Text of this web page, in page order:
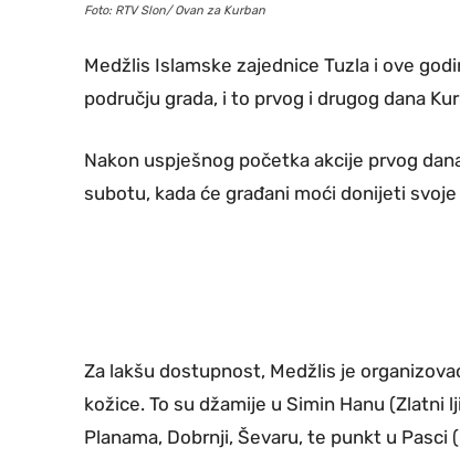
Foto: RTV Slon/ Ovan za Kurban
Medžlis Islamske zajednice Tuzla i ove
području grada, i to prvog i drugog dana
Nakon uspješnog početka akcije prvog
subotu, kada će građani moći donijeti
Za lakšu dostupnost, Medžlis je
kožice. To su džamije u Simin Hanu (Zlatni
Planama, Dobrnji, Ševaru, te punkt u